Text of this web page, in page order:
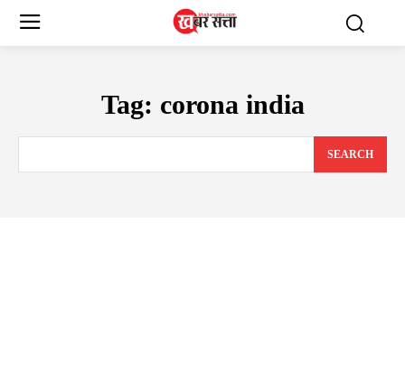
Tag: corona india
SEARCH